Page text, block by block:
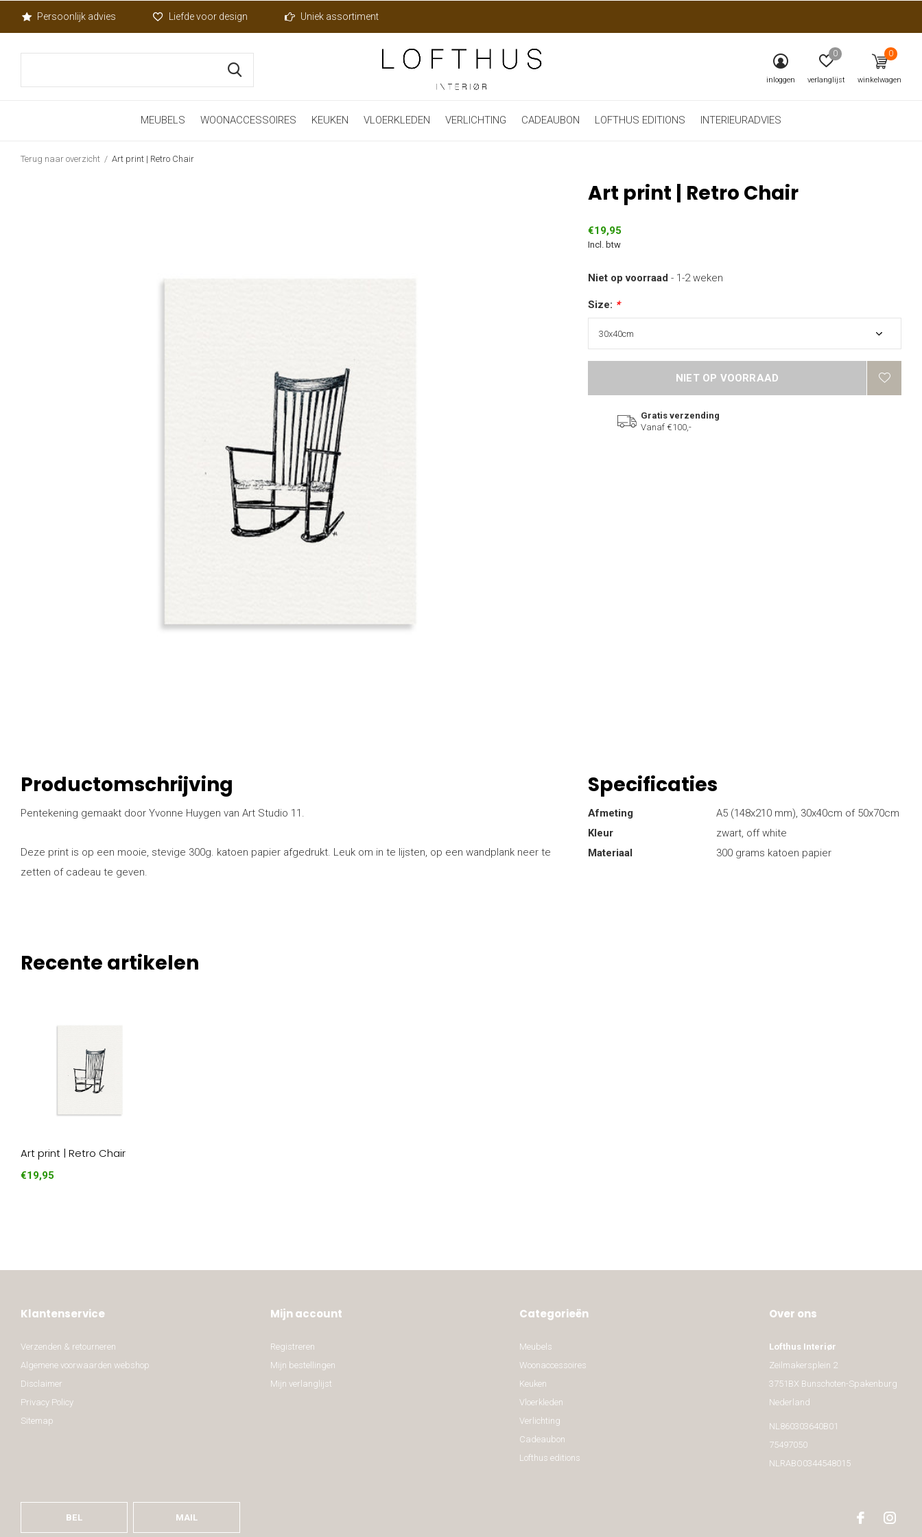
MEUBELS WOONACCESSOIRES KEUKEN VLOERKLEDEN VERLICHTING CADEAUBON LOFTHUS EDITIONS INTERIEURADVIES
inloggen verlanglijst
0
winkelwagen
0
Persoonlijk advies Liefde voor design Uniek assortiment
Terug naar overzicht Art print | Retro Chair
Art print | Retro Chair
€19,95
Incl. btw
Niet op voorraad - 1-2 weken
Size: *
NIET OP VOORRAAD
Gratis verzending
Vanaf €100,-
Productomschrijving
Pentekening gemaakt door Yvonne Huygen van Art Studio 11.
Deze print is op een mooie, stevige 300g. katoen papier afgedrukt. Leuk om in te lijsten, op een wandplank neer te
zetten of cadeau te geven.
Specificaties
Afmeting
A5 (148x210 mm), 30x40cm of 50x70cm
Kleur
zwart, off white
Materiaal
300 grams katoen papier
Recente artikelen
Art print | Retro Chair
€19,95
Klantenservice
Verzenden & retourneren
Algemene voorwaarden webshop
Disclaimer
Privacy Policy
Sitemap
Mijn account
Registreren
Mijn bestellingen
Mijn verlanglijst
Categorieën
Meubels
Woonaccessoires
Keuken
Vloerkleden
Verlichting
Cadeaubon
Lofthus editions
Over ons
Lofthus Interiør
Zeilmakersplein 2
3751BX Bunschoten-Spakenburg
Nederland
NL860303640B01
75497050
NLRABO0344548015
BEL MAIL